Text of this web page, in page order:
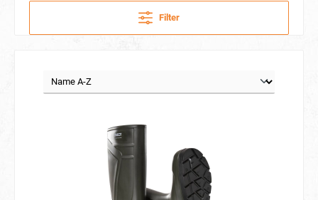
Filter